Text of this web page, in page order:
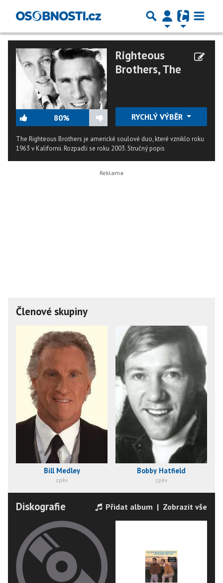
80%
Righteous
Brothers, The
RYCHLÝ VÝBĚR
The Righteous Brothers je americké soulové duo, které vzniklo roku
1963 v Kalifornii. Rozpadli se roku 2003.Stručný popis
Členové skupiny
Bill Medley
zpěv
Bobby Hatfield
zpěv
Diskografie Přidat album | Zobrazit vše